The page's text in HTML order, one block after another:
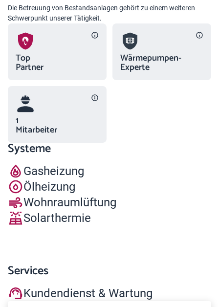
Die Betreuung von Bestandsanlagen gehört zu einem weiteren
Schwerpunkt unserer Tätigkeit.
Top
Partner
Wärmepumpen-
Experte
1
Mitarbeiter
Systeme
Gasheizung
Ölheizung
Wohnraumlüftung
Solarthermie
Services
Kundendienst & Wartung